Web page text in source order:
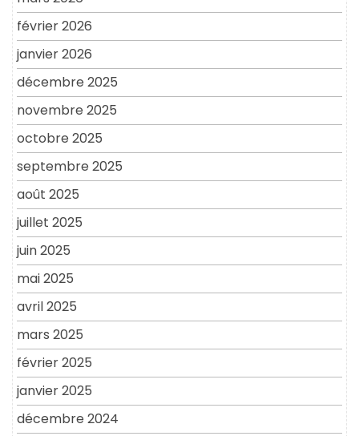
février 2026
janvier 2026
décembre 2025
novembre 2025
octobre 2025
septembre 2025
août 2025
juillet 2025
juin 2025
mai 2025
avril 2025
mars 2025
février 2025
janvier 2025
décembre 2024